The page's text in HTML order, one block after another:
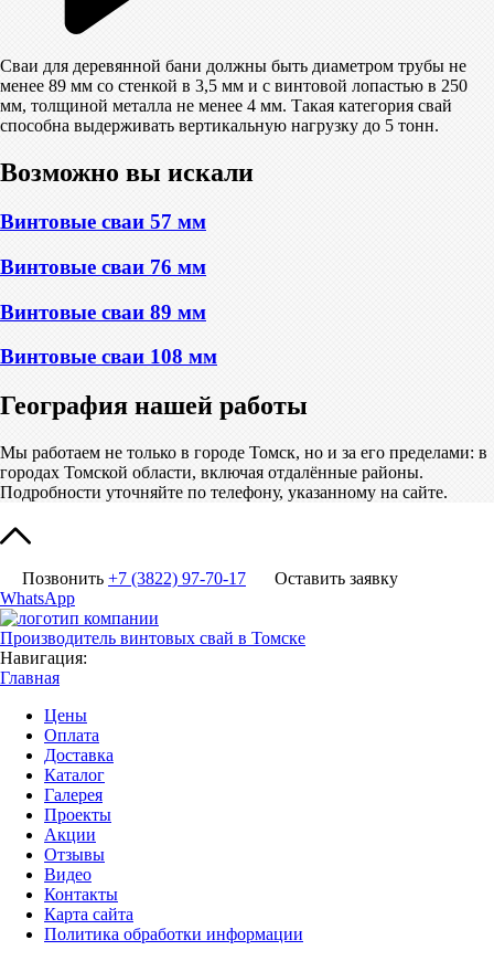
Сваи для деревянной бани должны быть диаметром трубы не
менее 89 мм со стенкой в 3,5 мм и с винтовой лопастью в 250
мм, толщиной металла не менее 4 мм. Такая категория свай
способна выдерживать вертикальную нагрузку до 5 тонн.
Возможно вы искали
Винтовые сваи 57 мм
Винтовые сваи 76 мм
Винтовые сваи 89 мм
Винтовые сваи 108 мм
География нашей работы
Мы работаем не только в городе Томск, но и за его пределами: в
городах Томской области, включая отдалённые районы.
Подробности уточняйте по телефону, указанному на сайте.
Позвонить +7 (3822) 97-70-17
Оставить заявку
WhatsApp
Производитель винтовых свай в Томске
Навигация:
Главная
Цены
Оплата
Доставка
Каталог
Галерея
Проекты
Акции
Отзывы
Видео
Контакты
Карта сайта
Политика обработки информации